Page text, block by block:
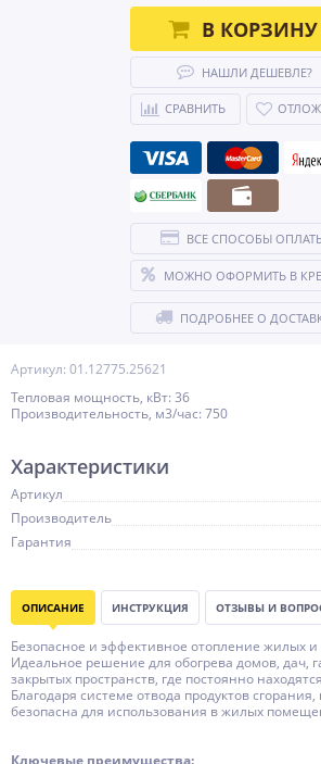
Артикул: 01.12775.25621
Тепловая мощность, кВт: 36
Производительность, м3/час: 750
В КОРЗИНУ
НАШЛИ ДЕШЕВЛЕ?
СРАВНИТЬ
ВСЕ СПОСОБЫ
МОЖНО ОФОРМИТЬ В
ПОДРОБНЕЕ О
Характеристики
Артикул
Производитель
Гарантия
ОПИСАНИЕ ИНСТРУКЦИЯ ОТЗЫВЫ И
Безопасное и эффективное отопление жилых
Идеальное решение для обогрева домов, дач,
закрытых пространств, где постоянно
Благодаря системе отвода продуктов
безопасна для использования в жилых
Ключевые преимущества: